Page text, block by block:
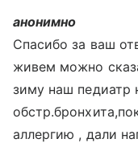
анонимно
Спасибо за ваш
живем можно
зиму наш педиатр
аллергию , дали